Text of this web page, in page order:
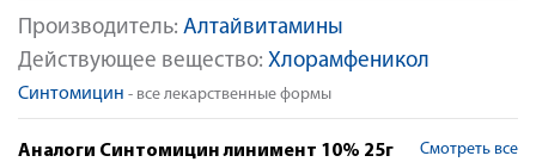
Производитель: Алтайвитамины
Действующее вещество: Хлорамфеникол
Синтомицин - все лекарственные формы
Аналоги Синтомицин линимент 10% 25г Смотреть все